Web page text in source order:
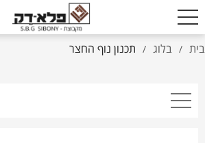
בית / בלוג / תכנון נוף החצר